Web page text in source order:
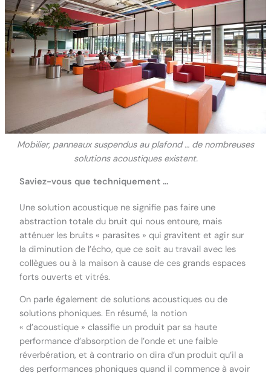
Mobilier, panneaux suspendus au plafond … de nombreuses
solutions acoustiques existent.
Saviez-vous que techniquement …
Une solution acoustique ne signifie pas faire une
abstraction totale du bruit qui nous entoure, mais
atténuer les bruits « parasites » qui gravitent et agir sur
la diminution de l’écho, que ce soit au travail avec les
collègues ou à la maison à cause de ces grands espaces
forts ouverts et vitrés.
On parle également de solutions acoustiques ou de
solutions phoniques. En résumé, la notion
« d’acoustique » classifie un produit par sa haute
performance d’absorption de l’onde et une faible
réverbération, et à contrario on dira d’un produit qu’il a
des performances phoniques quand il commence à avoir